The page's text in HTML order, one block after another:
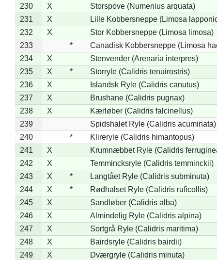
230 X
Storspove (Numenius arquata)
231
X
Lille Kobbersneppe (Limosa
232
X
Stor Kobbersneppe (Limosa limosa)
233
*
Canadisk Kobbersneppe (Limosa
234
X
Stenvender (Arenaria interpres)
235
X *
Storryle (Calidris tenuirostris)
236
X
Islandsk Ryle (Calidris canutus)
237
X
Brushane (Calidris pugnax)
238
X
Kærløber (Calidris falcinellus)
239
Spidshalet Ryle (Calidris acuminata)
240
*
Klireryle (Calidris himantopus)
241
X
Krumnæbbet Ryle (Calidris
242
X
Temmincksryle (Calidris temminckii)
243
X *
Langtået Ryle (Calidris subminuta)
244
X *
Rødhalset Ryle (Calidris ruficollis)
245
X
Sandløber (Calidris alba)
246
X
Almindelig Ryle (Calidris alpina)
247
X
Sortgrå Ryle (Calidris maritima)
248
X
Bairdsryle (Calidris bairdii)
249
X
Dværgryle (Calidris minuta)